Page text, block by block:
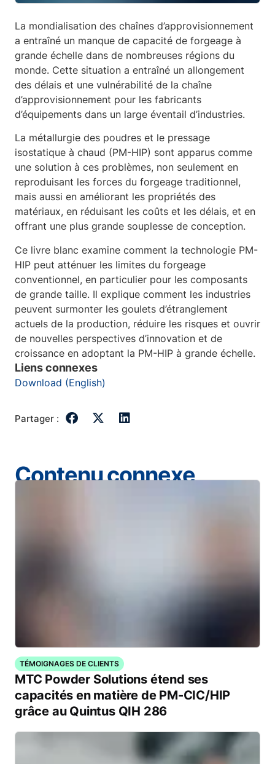
La mondialisation des chaînes d’approvisionnement
a entraîné un manque de capacité de forgeage à
grande échelle dans de nombreuses régions du
monde. Cette situation a entraîné un allongement
des délais et une vulnérabilité de la chaîne
d’approvisionnement pour les fabricants
d’équipements dans un large éventail d’industries.
La métallurgie des poudres et le pressage
isostatique à chaud (PM-HIP) sont apparus comme
une solution à ces problèmes, non seulement en
reproduisant les forces du forgeage traditionnel,
mais aussi en améliorant les propriétés des
matériaux, en réduisant les coûts et les délais, et en
offrant une plus grande souplesse de conception.
Ce livre blanc examine comment la technologie PM-
HIP peut atténuer les limites du forgeage
conventionnel, en particulier pour les composants
de grande taille. Il explique comment les industries
peuvent surmonter les goulets d’étranglement
actuels de la production, réduire les risques et ouvrir
de nouvelles perspectives d’innovation et de
croissance en adoptant la PM-HIP à grande échelle.
Liens connexes
Download (English)
Partager :
Contenu connexe
TÉMOIGNAGES DE CLIENTS
MTC Powder Solutions étend ses
capacités en matière de PM-CIC/HIP
grâce au Quintus QIH 286